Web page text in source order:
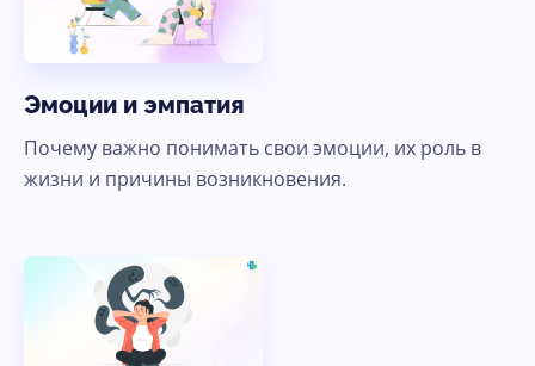
Эмоции и эмпатия
Почему важно понимать свои эмоции, их роль в
жизни и причины возникновения.